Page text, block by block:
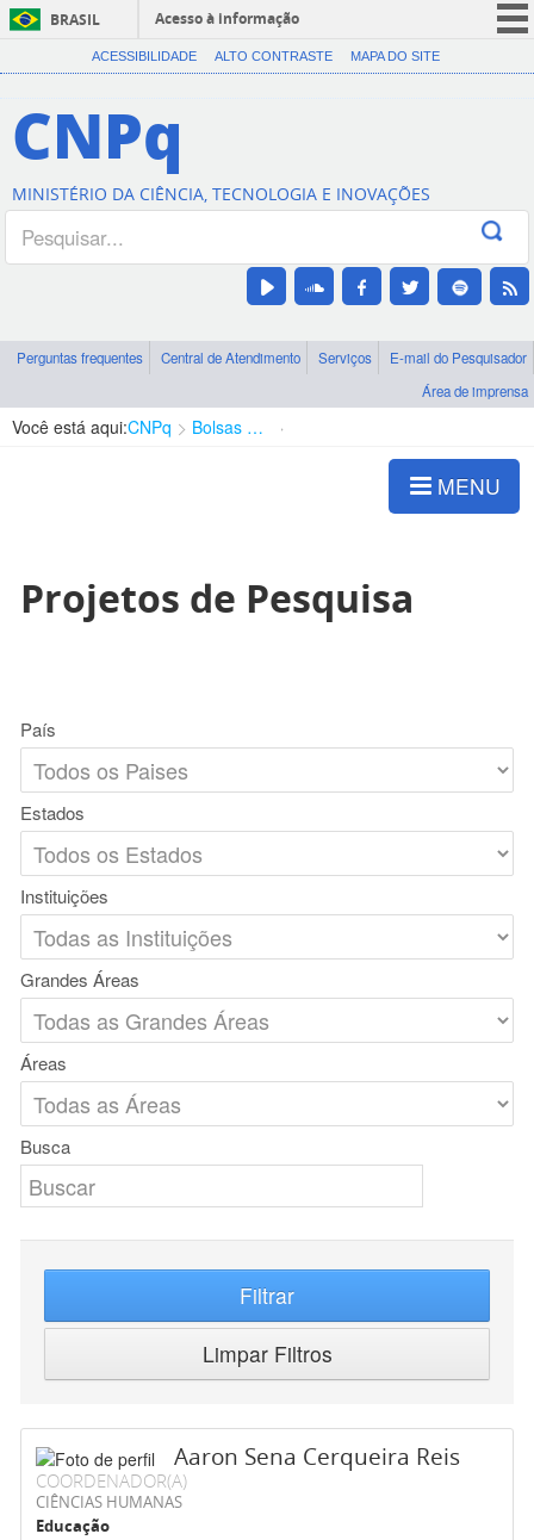
BRASIL
Acesso à informação
CORONAVÍRUS (COVID-19)
Canais
ACESSIBILIDADE ALTO CONTRASTE MAPA DO SITE
CNPq
MINISTÉRIO DA CIÊNCIA, TECNOLOGIA E INOVAÇÕES
Perguntas frequentes Central de Atendimento Serviços
E-mail do Pesquisador
Área de imprensa
Você está aqui:CNPq Bolsas e Auxílios Vigentes
MENU
Projetos de Pesquisa
País
Estados
Instituições
Grandes Áreas
Áreas
Busca
Filtrar
Limpar Filtros
Aaron Sena Cerqueira Reis
COORDENADOR(A)
CIÊNCIAS HUMANAS
Educação